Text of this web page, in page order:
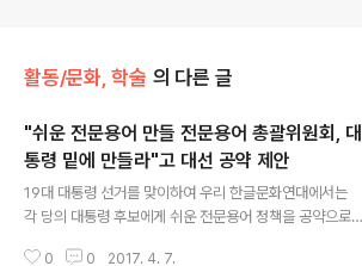
활동/문화, 학술 의 다른 글
"쉬운 전문용어 만들 전문용어 총괄위원회, 대
통령 밑에 만들라"고 대선 공약 제안
19대 대통령 선거를 맞이하여 우리 한글문화연대에서는
각 당의 대통령 후보에게 쉬운 전문용어 정책을 공약으로
0 0 2017. 4. 7.